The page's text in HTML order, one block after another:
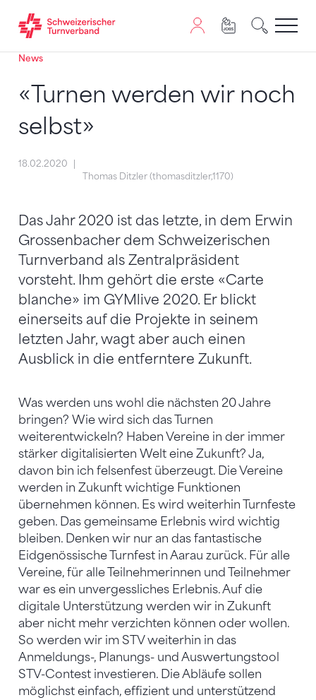
Zum Inhalt springen
Zur Sitemap navigieren
Zum Navigieren dieser Seite wird JavaScript benötigt.
News
«Turnen werden wir noch
selbst»
18.02.2020
Thomas Ditzler (thomasditzler,1170)
Das Jahr 2020 ist das letzte, in dem Erwin
Grossenbacher dem Schweizerischen
Turnverband als Zentralpräsident
vorsteht. Ihm gehört die erste «Carte
blanche» im GYMlive 2020. Er blickt
einerseits auf die Projekte in seinem
letzten Jahr, wagt aber auch einen
Ausblick in die entferntere Zukunft.
Was werden uns wohl die nächsten 20 Jahre
bringen? Wie wird sich das Turnen
weiterentwickeln? Haben Vereine in der immer
stärker digitalisierten Welt eine Zukunft? Ja,
davon bin ich felsenfest überzeugt. Die Vereine
werden in Zukunft wichtige Funktionen
übernehmen können. Es wird weiterhin Turnfeste
geben. Das gemeinsame Erlebnis wird wichtig
bleiben. Denken wir nur an das fantastische
Eidgenössische Turnfest in Aarau zurück. Für alle
Vereine, für alle Teilnehmerinnen und Teilnehmer
war es ein unvergessliches Erlebnis. Auf die
digitale Unterstützung werden wir in Zukunft
aber nicht mehr verzichten können oder wollen.
So werden wir im STV weiterhin in das
Anmeldungs-, Planungs- und Auswertungstool
STV-Contest investieren. Die Abläufe sollen
möglichst einfach, effizient und unterstützend